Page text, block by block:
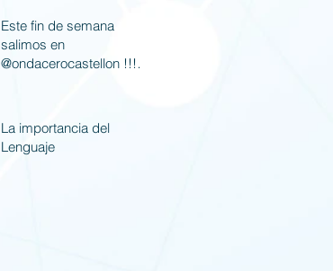
Este fin de semana
salimos en
@ondacerocastellon !!! Si
La importancia del
Lenguaje